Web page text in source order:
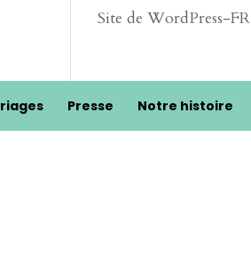
Site de WordPress-FR
Presse Notre histoire